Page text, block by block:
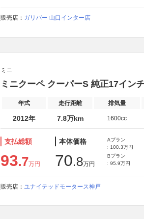
販売店： ガリバー 山口インター店
ミニ
ミニクーペ クーパーS 純正17イン
年式 走行距離 排気量
2012年 7.8万km 1600cc
支払総額
93.7万円
本体価格
70.8万円
Aプラン
: 100.3万円
Bプラン
: 95.9万円
販売店： ユナイテッドモータース神戸